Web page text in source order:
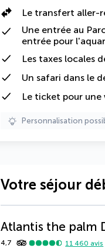
Le transfert aller-
Une entrée au
entrée pour
Les taxes locales
Un safari dans le
Le ticket pour une
Personnalisation
Votre séjour
Atlantis the palm
4,7 11 460 avis